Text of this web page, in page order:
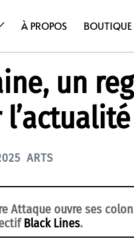
À PROPOS BOUTIQUE
un
ARTS
Attaque ouvre ses
Black Lines.